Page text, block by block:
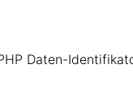
Daten-